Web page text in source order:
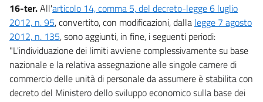
16-ter.All'articolo 14, comma 5, del decreto-legge 6 luglio
2012, n. 95, convertito, con modificazioni, dalla legge 7 agosto
2012, n. 135, sono aggiunti, in fine, i seguenti periodi:
"L'individuazione dei limiti avviene complessivamente su base
nazionale e la relativa assegnazione alle singole camere di
commercio delle unità di personale da assumere è stabilita con
decreto del Ministero dello sviluppo economico sulla base dei